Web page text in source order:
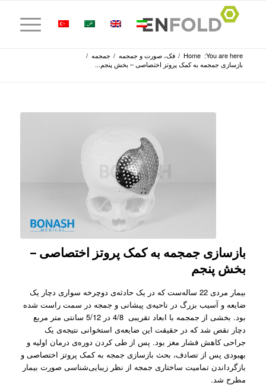
You are here:
Home
/ فک، صورت و جمجمه / جمجمه /
بازسازی جمجمه به کمک پروتز اختصاصی – بخش پنجم...
بازسازی جمجمه به کمک پروتز اختصاصی –
بخش پنجم
بیمار مردی 22 ساله‌ست که در یک حادثه­‌ی دوچرخه­ سواری دچار یک
ضایعه و آسیب بزرگ در ناحیه­‌ی پیشانی و جمجه در سمت راست شده
بود. بخشی از جمجمه با ابعاد تقریبی 4/8 در 5/12 سانتی متر مربع
دچار نقص شد که در حقیقت این ضایعه­‌ی استخوانی نتیجه­‌ی یک
جراحی کاهش فشار مغز بود. پس از طی کردن دوره­‌ی درمان اولیه و
بهبودی پس از تصادف، بحث بازسازی جمجه به کمک پروتز اختصاصی و
بازگرداندن تمامیت ساختاری جمجه از نظر زیبایی‌شناسی صورت بیمار
مطرح شد.